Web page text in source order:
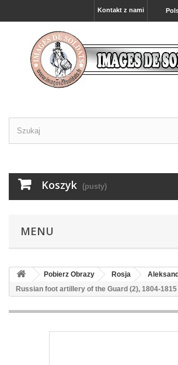
Kontakt z nami
Koszyk (pusty)
MENU
Pobierz Obrazy Rosja
Russian foot artillery of the Guard (2), 1804-1815